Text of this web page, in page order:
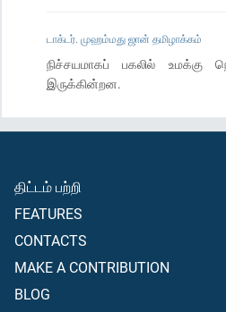
டாக்டர். முஹம்மது ஜான் தமிழாக்கம்
நிச்சயமாகப் பகலில் உமக்கு
இருக்கின்றன.
திட்டம் பற்றி
FEATURES
CONTACTS
MAKE A CONTRIBUTION
BLOG